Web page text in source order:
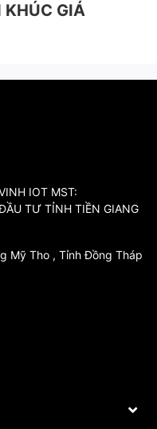
KHÚC GIÁ
IOT MST:
TƯ TỈNH TIỀN GIANG
Mỹ Tho , Tỉnh Đồng Tháp